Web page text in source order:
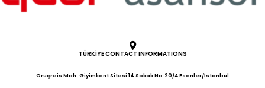
TÜRKİYE CONTACT INFORMATIONS
Oruçreis Mah. Giyimkent Sitesi 14 Sokak No:20/A Esenler/İstanbul